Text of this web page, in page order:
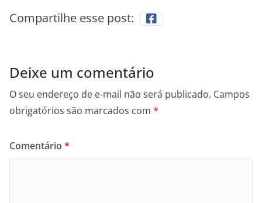
Compartilhe esse post:
Deixe um comentário
O seu endereço de e-mail não será publicado. Campos
obrigatórios são marcados com *
Comentário *